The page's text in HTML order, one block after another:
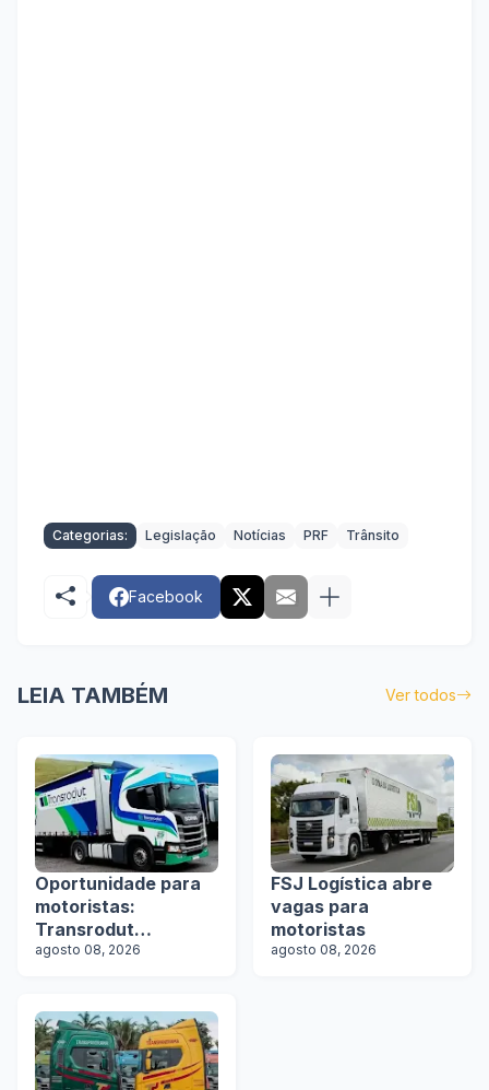
Categorias: Legislação Notícias PRF Trânsito
Facebook
LEIA TAMBÉM Ver todos
Oportunidade para
motoristas:
Transrodut
Transportes abre
agosto 08, 2026
FSJ Logística abre
vagas para
motoristas
agosto 08, 2026